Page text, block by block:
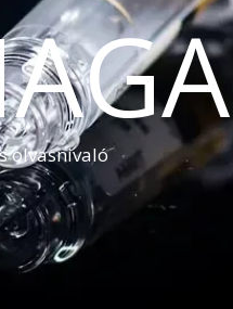
olvasnivaló